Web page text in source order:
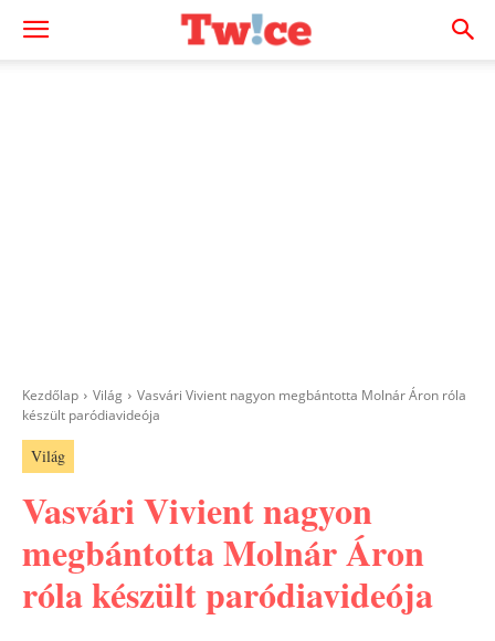
Kezdőlap Világ
Vasvári Vivient nagyon megbántotta Molnár Áron róla
készült paródiavideója
Világ
Vasvári Vivient nagyon
megbántotta Molnár Áron
róla készült paródiavideója